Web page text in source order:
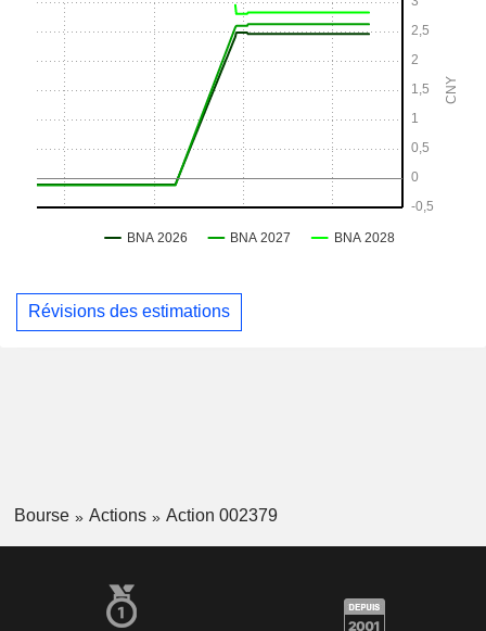
Révisions des estimations
Bourse Actions Action 002379